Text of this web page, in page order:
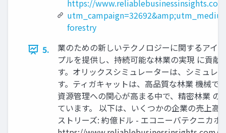
https://
forestry
5.
業のための新しいテクノロジーに関するアイ
プルを提供し、持続可能な林業の実現 に貢
す。オリックスシミュレーターは、シミュレ
す。ティガキャットは、高品質な林業 機械
資源管理への関心が高まる中で、精密林業
ています。 以下は、いくつかの企業の売上高
ストリーズ: 約億ドル - エコニーバテクニカ